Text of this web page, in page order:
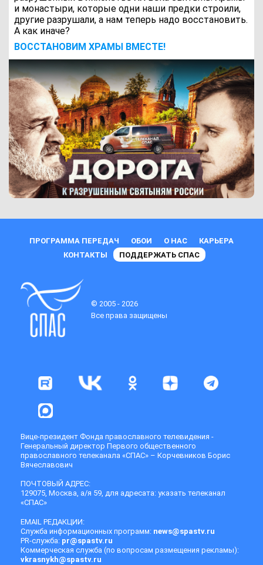
и монастыри, которые одни наши предки строили,
другие разрушали, а нам теперь надо восстановить.
А как иначе?
ВОCСТАНОВИМ ХРАМЫ ВМЕСТЕ!
ПРОГРАММА ПЕРЕДАЧ ОБОИ О НАС
КАРЬЕРА
КОНТАКТЫ
ПОДДЕРЖАТЬ СПАС
© 2005 - 2026
Все права защищены
Вице-президент Фонда православного телевидения -
Генеральный директор Первого общественного
православного телеканала «СПАС» – Корчевников Борис
Вячеславович
ПОЧТОВЫЙ АДРЕС:
129075, Москва, а/я 59, для адресата: указать телеканал
«СПАС»
EMAIL РЕДАКЦИИ:
Служба информационных программ: news@spastv.ru
PR-служба: pr@spastv.ru
Коммерческая служба (по вопросам размещения рекламы):
vkrasnykh@spastv.ru